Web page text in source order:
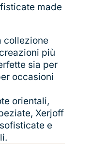
made
collezione
più
sia per
occasioni
orientali,
Xerjoff
e